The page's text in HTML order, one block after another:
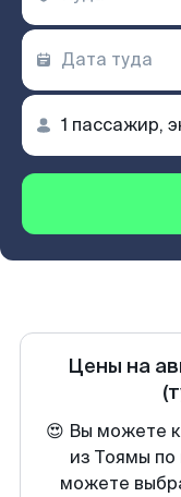
Цены на
😍 Вы можете
из Тоямы
можете